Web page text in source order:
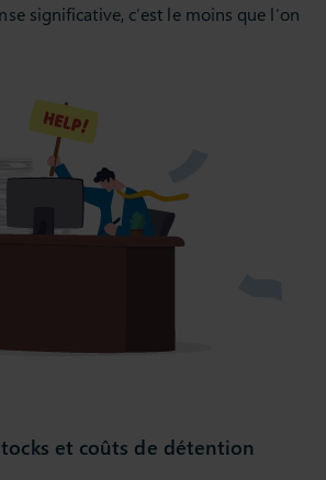
significative, c’est le moins que l’on
et coûts de détention